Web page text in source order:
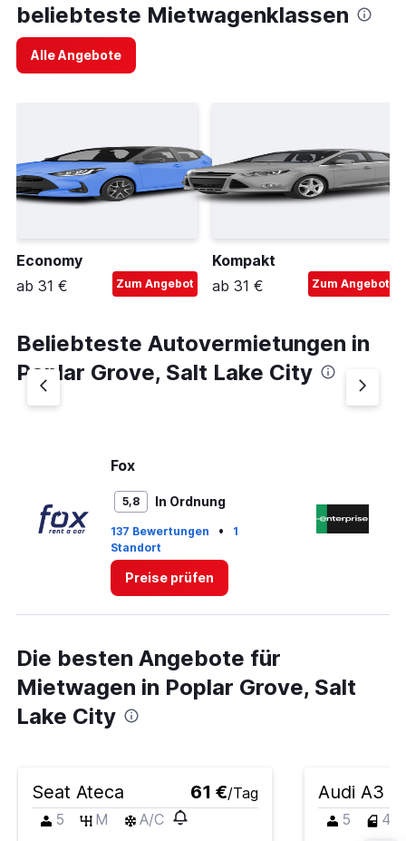
beliebteste Mietwagenklassen
Alle Angebote
Economy
ab 31 €
Zum Angebot
Kompakt
ab 31 €
Zum Angebot
Beliebteste Autovermietungen in
Poplar Grove, Salt Lake City
Fox
5,8 In Ordnung
137 Bewertungen •
1
Standort
Preise prüfen
Die besten Angebote für
Mietwagen in Poplar Grove, Salt
Lake City
Seat Ateca 61 €/Tag
5
M A/C
Audi A3
5 4